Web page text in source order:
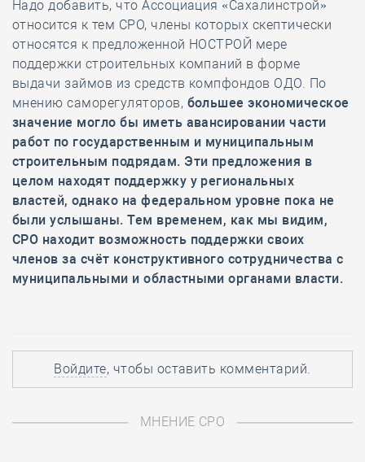
Надо добавить, что Ассоциация «Сахалинстрой»
относится к тем СРО, члены которых скептически
относятся к предложенной НОСТРОЙ мере
поддержки строительных компаний в форме
выдачи займов из средств компфондов ОДО. По
мнению саморегуляторов, большее экономическое
значение могло бы иметь авансировании части
работ по государственным и муниципальным
строительным подрядам. Эти предложения в
целом находят поддержку у региональных
властей, однако на федеральном уровне пока не
были услышаны. Тем временем, как мы видим,
СРО находит возможность поддержки своих
членов за счёт конструктивного сотрудничества с
муниципальными и областными органами власти.
Войдите, чтобы оставить комментарий.
МНЕНИЕ СРО